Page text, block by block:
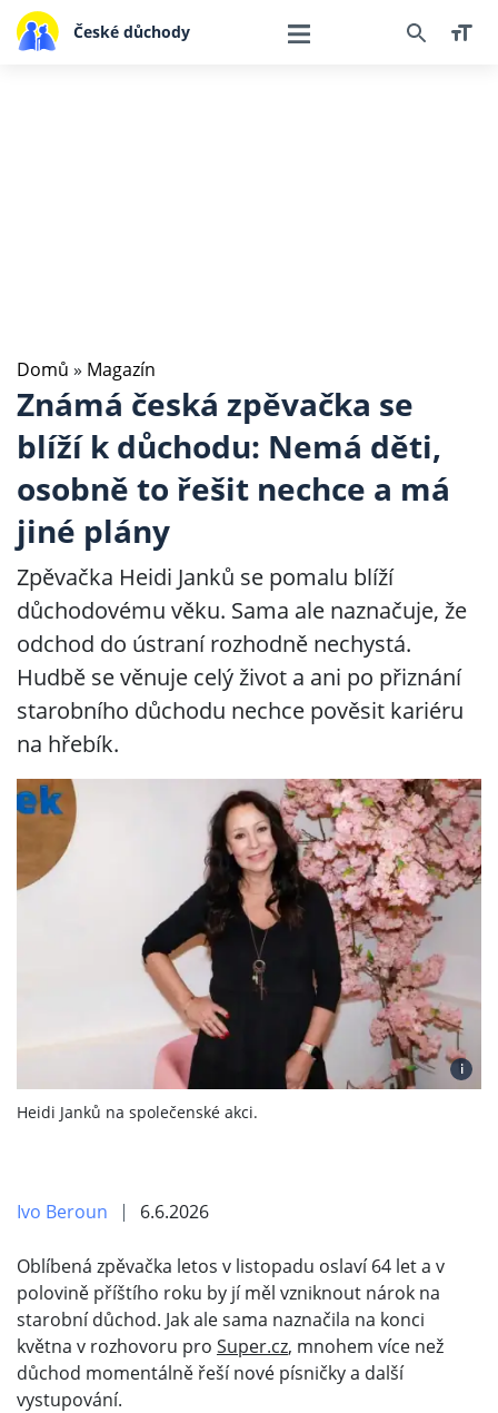
České důchody
Domů » Magazín
Známá česká zpěvačka se
blíží k důchodu: Nemá děti,
osobně to řešit nechce a má
jiné plány
Zpěvačka Heidi Janků se pomalu blíží
důchodovému věku. Sama ale naznačuje, že
odchod do ústraní rozhodně nechystá.
Hudbě se věnuje celý život a ani po přiznání
starobního důchodu nechce pověsit kariéru
na hřebík.
i
Heidi Janků na společenské akci.
Ivo Beroun 6.6.2026
Oblíbená zpěvačka letos v listopadu oslaví 64 let a v
polovině příštího roku by jí měl vzniknout nárok na
starobní důchod. Jak ale sama naznačila na konci
května v rozhovoru pro Super.cz, mnohem více než
důchod momentálně řeší nové písničky a další
vystupování.